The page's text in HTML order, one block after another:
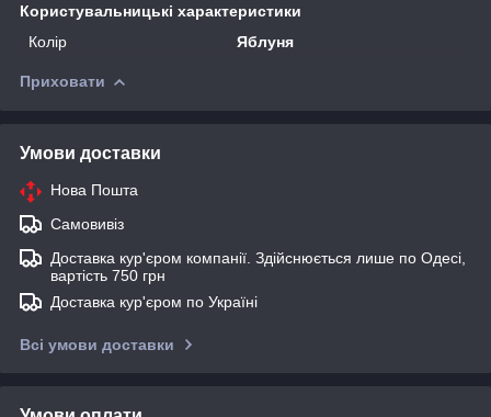
Користувальницькі характеристики
Колір
Яблуня
Приховати
Умови доставки
Нова Пошта
Самовивіз
Доставка кур'єром компанії. Здійснюється лише по Одесі,
вартість 750 грн
Доставка кур'єром по Україні
Всі умови доставки